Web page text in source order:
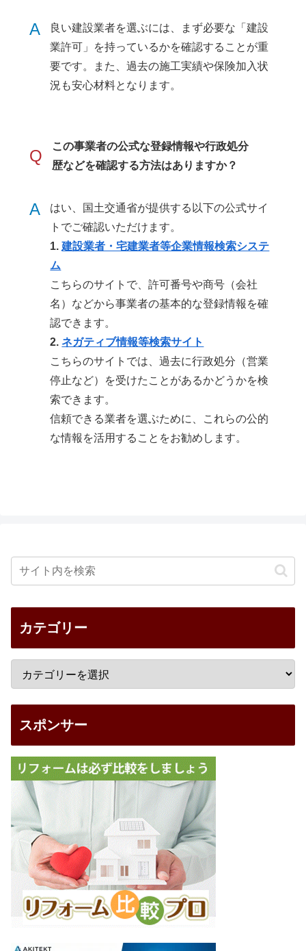
A
良い建設業者を選ぶには、まず必要な「建設
業許可」を持っているかを確認することが重
要です。また、過去の施工実績や保険加入状
況も安心材料となります。
Q
この事業者の公式な登録情報や行政処分
歴などを確認する方法はありますか？
A
はい、国土交通省が提供する以下の公式サイ
トでご確認いただけます。
1.建設業者・宅建業者等企業情報検索システ
ム
こちらのサイトで、許可番号や商号（会社
名）などから事業者の基本的な登録情報を確
認できます。
2.ネガティブ情報等検索サイト
こちらのサイトでは、過去に行政処分（営業
停止など）を受けたことがあるかどうかを検
索できます。
信頼できる業者を選ぶために、これらの公的
な情報を活用することをお勧めします。
カテゴリー
スポンサー